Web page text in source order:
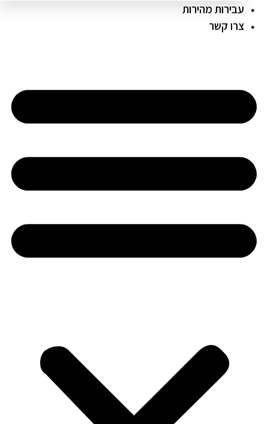
עבירות מהירות
צרו קשר